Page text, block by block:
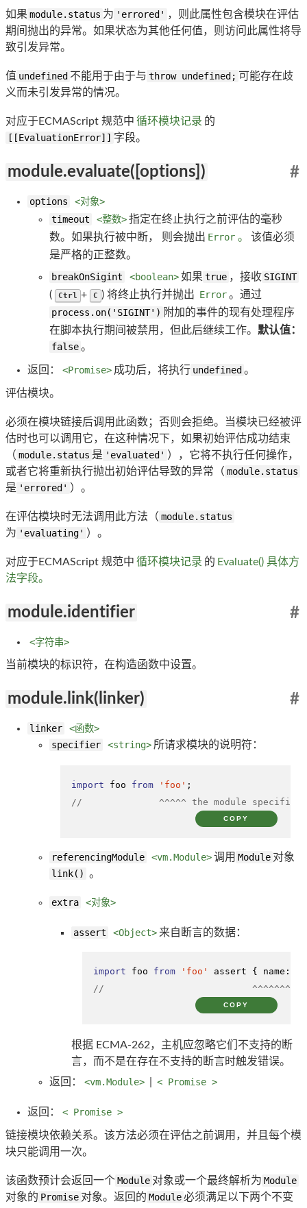
如果 module.status 为 'errored' ，则此属性包含模块在评估
期间抛出的异常。如果状态为其他任何值，则访问此属性将导
致引发异常。
值 undefined 不能用于由于与 throw undefined; 可能存在歧
义而未引发异常的情况。
对应于ECMAScript 规范中 循环模块记录 的
[[EvaluationError]] 字段。
module.evaluate([options]) #
options
<对象>
timeout
<整数>指定在终止执行之前评估的毫秒
数。如果执行被中断， 则会抛出 Error 。
该值必须
是严格的正整数。
breakOnSigint
<boolean>如果 true ，接收 SIGINT
(
Ctrl + C ) 将终止执行并抛出 Error。通过
process.on('SIGINT') 附加的事件的现有处理程序
在脚本执行期间被禁用，但此后继续工作。 默认值：
false。
返回： <Promise> 成功后，将执行 undefined 。
评估模块。
必须在模块链接后调用此函数；否则会拒绝。当模块已经被评
估时也可以调用它，在这种情况下，如果初始评估成功结束
（ module.status 是 'evaluated' ），它将不执行任何操作，
或者它将重新执行抛出初始评估导致的异常（ module.status
是 'errored' ）。
在评估模块时无法调用此方法（ module.status
为 'evaluating' ）。
对应于ECMAScript 规范中 循环模块记录 的 Evaluate() 具体方
法字段。
module.identifier #
<字符串>
当前模块的标识符，在构造函数中设置。
module.link(linker) #
linker
<函数>
specifier
<string> 所请求模块的说明符：
import foo from 'foo'
//              ^^^^^ the module specifier
COPY
referencingModule <vm.Module>调用 Module 对象
link() 。
extra <对象>
assert <Object> 来自断言的数据：
import foo from 'foo' assert { name :
//
COPY
根据 ECMA-262，主机应忽略它们不支持的断
言，而不是在存在不支持的断言时触发错误。
返回：
<vm.Module> < Promise >
返回： < Promise >
链接模块依赖关系。该方法必须在评估之前调用，并且每个模
块只能调用一次。
该函数预计会返回一个Module 对象或一个最终解析为 Module
对象的 Promise 对象。返回的 Module必须满足以下两个不变